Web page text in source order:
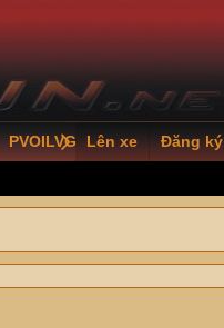
PVOILVGC2026
Lên xe Đăng ký